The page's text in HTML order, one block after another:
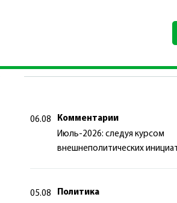
06.08
Комментарии
Июль-2026: следуя курсом
внешнеполитических
05.08
Политика